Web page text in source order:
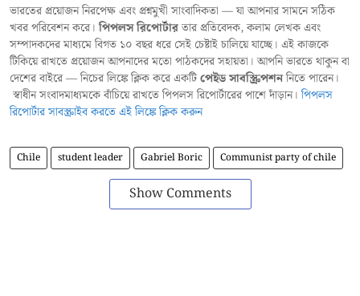
ভারতের প্রয়োজন নিরপেক্ষ এবং প্রশ্নমুখী সাংবাদিকতা — যা আপনার সামনে সঠিক
খবর পরিবেশন করে।পিপলস রিপোর্টারতার প্রতিবেদক, কলাম লেখক এবং
সম্পাদকদের মাধ্যমে বিগত ১০ বছর ধরে সেই চেষ্টাই চালিয়ে যাচ্ছে। এই কাজকে
টিকিয়ে রাখতে প্রয়োজন আপনাদের মতো পাঠকদের সহায়তা। আপনি ভারতে থাকুন বা
দেশের বাইরে — নিচের লিঙ্কে ক্লিক করে একটিপেইড সাবস্ক্রিপশননিতে পারেন।
স্বাধীন সংবাদমাধ্যমকে বাঁচিয়ে রাখতে পিপলস রিপোর্টারের পাশে দাঁড়ান।পিপলস
রিপোর্টার সাবস্ক্রাইব করতে এই লিঙ্কে ক্লিক করুন
Chile student leader Gabriel Boric Communist party of chile
Show Comments